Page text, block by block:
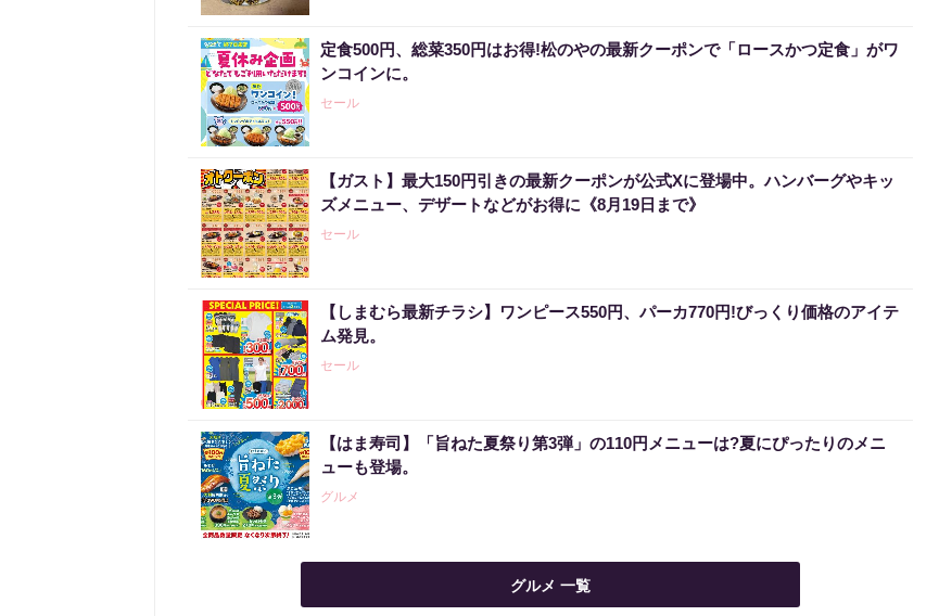
定食500円、総菜350円はお得!松のやの最新クーポンで「ロースかつ定食」がワ
ンコインに。
セール
【ガスト】最大150円引きの最新クーポンが公式Xに登場中。ハンバーグやキッ
ズメニュー、デザートなどがお得に《8月19日まで》
セール
【しまむら最新チラシ】ワンピース550円、パーカ770円!びっくり価格のアイテ
ム発見。
セール
【はま寿司】「旨ねた夏祭り第3弾」の110円メニューは?夏にぴったりのメニ
ューも登場。
グルメ
グルメ 一覧